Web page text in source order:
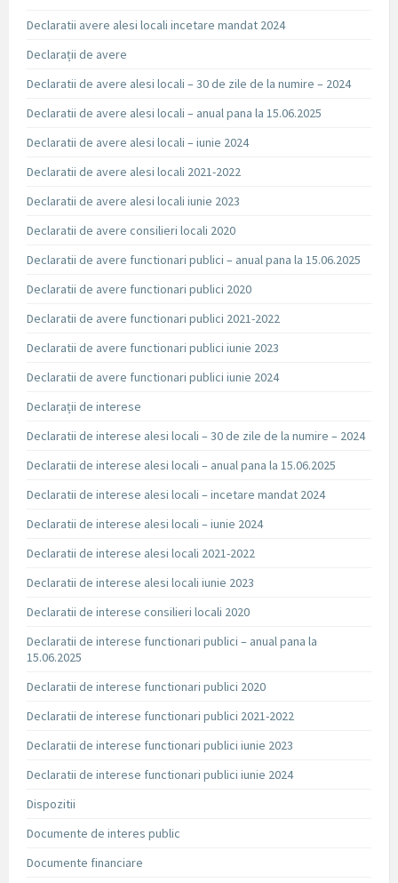
Declaratii avere alesi locali incetare mandat 2024
Declarații de avere
Declaratii de avere alesi locali – 30 de zile de la numire – 2024
Declaratii de avere alesi locali – anual pana la 15.06.2025
Declaratii de avere alesi locali – iunie 2024
Declaratii de avere alesi locali 2021-2022
Declaratii de avere alesi locali iunie 2023
Declaratii de avere consilieri locali 2020
Declaratii de avere functionari publici – anual pana la 15.06.2025
Declaratii de avere functionari publici 2020
Declaratii de avere functionari publici 2021-2022
Declaratii de avere functionari publici iunie 2023
Declaratii de avere functionari publici iunie 2024
Declarații de interese
Declaratii de interese alesi locali – 30 de zile de la numire – 2024
Declaratii de interese alesi locali – anual pana la 15.06.2025
Declaratii de interese alesi locali – incetare mandat 2024
Declaratii de interese alesi locali – iunie 2024
Declaratii de interese alesi locali 2021-2022
Declaratii de interese alesi locali iunie 2023
Declaratii de interese consilieri locali 2020
Declaratii de interese functionari publici – anual pana la
15.06.2025
Declaratii de interese functionari publici 2020
Declaratii de interese functionari publici 2021-2022
Declaratii de interese functionari publici iunie 2023
Declaratii de interese functionari publici iunie 2024
Dispozitii
Documente de interes public
Documente financiare